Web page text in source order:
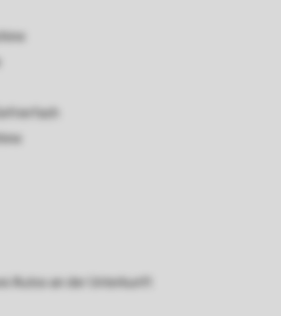
Autos an der Unterkunft